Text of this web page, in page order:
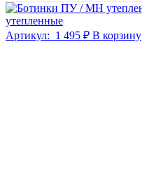
утепленные
Артикул: 1 495 ₽ В корзину